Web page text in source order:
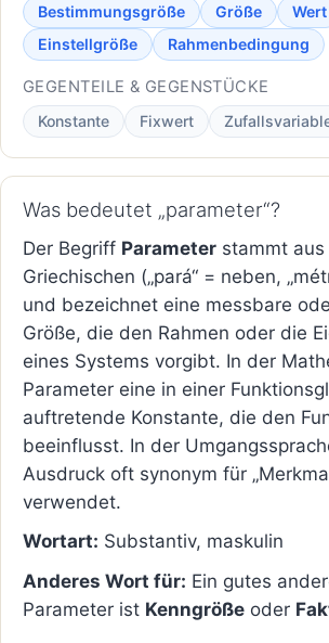
Bestimmungsgröße
Größe
Wert
Einstellgröße
Rahmenbedingung
GEGENTEILE & GEGENSTÜCKE
Konstante Fixwert
Was bedeutet „parameter“?
Der Begriff Parameter stammt aus
Griechischen („pará“ = neben,
und bezeichnet eine messbare
Größe, die den Rahmen oder die
eines Systems vorgibt. In der
Parameter eine in einer
auftretende Konstante, die den
beeinflusst. In der
Ausdruck oft synonym für
verwendet.
Wortart: Substantiv, maskulin
Anderes Wort für: Ein gutes
Parameter ist Kenngröße oder